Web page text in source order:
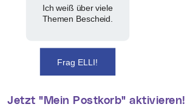
Ich weiß über viele
Themen Bescheid.
Frag ELLI!
Jetzt "Mein Postkorb" aktivieren!